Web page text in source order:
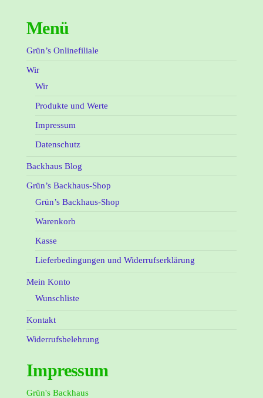
Menü
Grün’s Onlinefiliale
Wir
Wir
Produkte und Werte
Impressum
Datenschutz
Backhaus Blog
Grün’s Backhaus-Shop
Grün’s Backhaus-Shop
Warenkorb
Kasse
Lieferbedingungen und Widerrufserklärung
Mein Konto
Wunschliste
Kontakt
Widerrufsbelehrung
Impressum
Grün's Backhaus